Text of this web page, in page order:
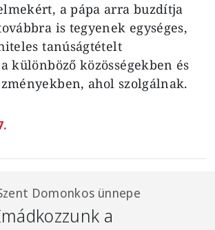
a pápa arra buzdítja
is tegyenek egységes,
tanúságtételt
különböző közösségekben és
ahol szolgálnak.
Domonkos ünnepe
a